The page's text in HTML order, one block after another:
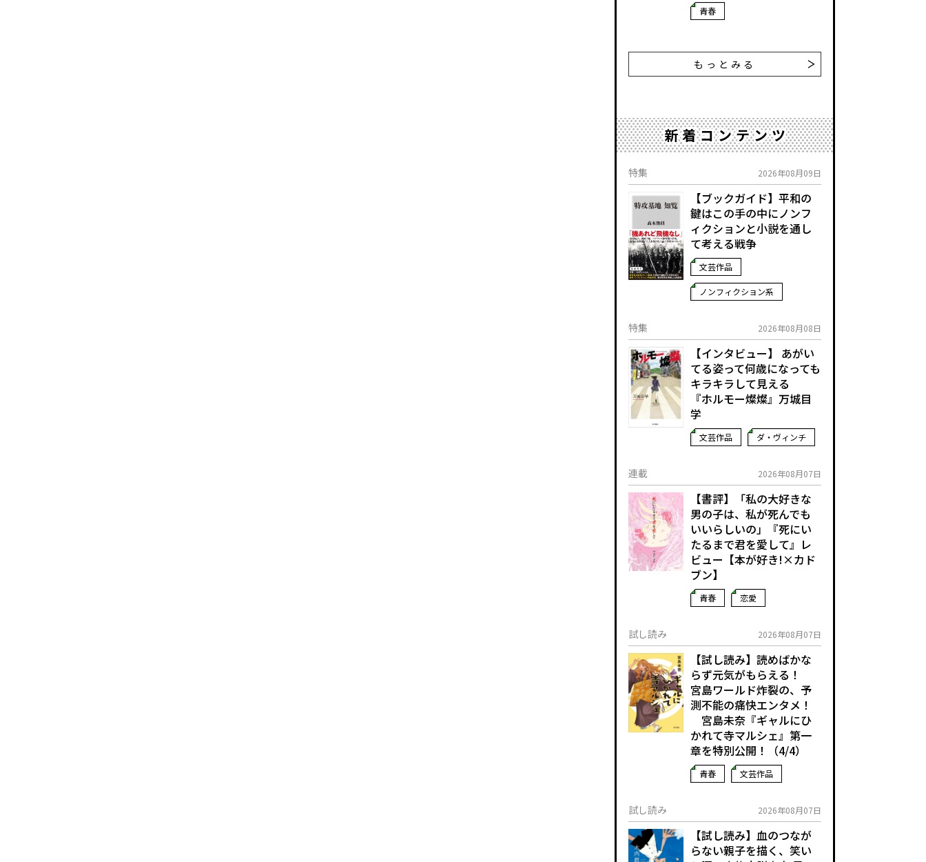
青春
もっとみる
新着コンテンツ
特集 2026年08月09日
【ブックガイド】平和の
鍵はこの手の中に――ノンフ
ィクションと小説を通し
て考える戦争
文芸作品
ノンフィクション系
特集 2026年08月08日
【インタビュー】 あがい
てる姿って何歳になっても
キラキラして見える
『ホルモー燦燦』万城目
学
文芸作品 ダ・ヴィンチ
連載 2026年08月07日
【書評】「私の大好きな
男の子は、私が死んでも
いいらしいの」――『死にい
たるまで君を愛して』レ
ビュー【本が好き!×カド
ブン】
青春 恋愛
試し読み 2026年08月07日
【試し読み】読めばかな
らず元気がもらえる！
宮島ワールド炸裂の、予
測不能の痛快エンタメ！
宮島未奈『ギャルにひ
かれて寺マルシェ』第一
章を特別公開！（4/4）
青春 文芸作品
試し読み 2026年08月07日
【試し読み】血のつなが
らない親子を描く、笑い